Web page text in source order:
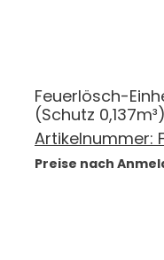
Feuerlösch-
(Schutz
Artikelnummer:
Preise nach